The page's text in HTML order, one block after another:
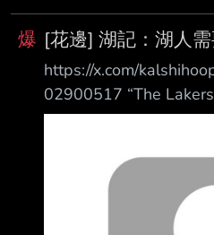
板、7 .2助攻、1.2抄截
為 NBA 調查的核心。
Torre 週四在他的播客
Out中報導，Leonard
主場 Intuit Dome 館內
爆 [花邊] 湖記：湖人
https://x.com/
02900517 “The
their Aaron Gordon,
to commit to that role.
basketball, then its